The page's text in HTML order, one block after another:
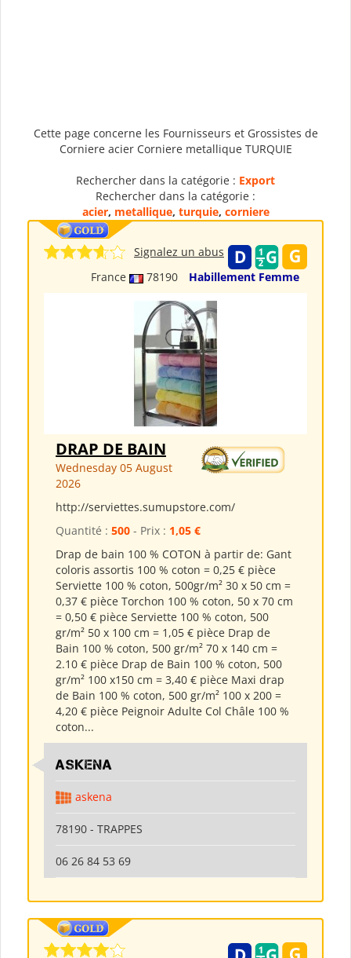
Cette page concerne les Fournisseurs et Grossistes de
Corniere acier Corniere metallique TURQUIE
Rechercher dans la catégorie : Export
Rechercher dans la catégorie :
acier, metallique, turquie, corniere
France 78190 Habillement Femme
Signalez un abus
DRAP DE BAIN
Wednesday 05 August
2026
http://serviettes.sumupstore.com/
Quantité : 500 - Prix : 1,05 €
Drap de bain 100 % COTON à partir de: Gant
coloris assortis 100 % coton = 0,25 € pièce
Serviette 100 % coton, 500gr/m² 30 x 50 cm =
0,37 € pièce Torchon 100 % coton, 50 x 70 cm
= 0,50 € pièce Serviette 100 % coton, 500
gr/m² 50 x 100 cm = 1,05 € pièce Drap de
Bain 100 % coton, 500 gr/m² 70 x 140 cm =
2.10 € pièce Drap de Bain 100 % coton, 500
gr/m² 100 x150 cm = 3,40 € pièce Maxi drap
de Bain 100 % coton, 500 gr/m² 100 x 200 =
4,20 € pièce Peignoir Adulte Col Châle 100 %
coton...
ASKENA
askena
78190 - TRAPPES
06 26 84 53 69